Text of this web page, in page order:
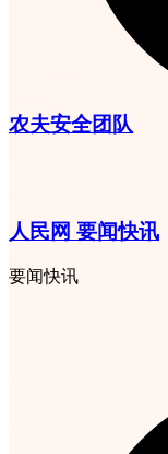
农夫安全团队
人民网 要闻快讯
要闻快讯